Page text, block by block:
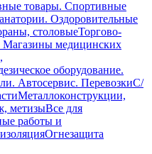
товары. Спортивные
Оздоровительные
столовыеТоргово-
Магазины медицинских
оборудование.
Автосервис. ПеревозкиС/
Металлоконструкции,
метизыВсе для
работы и
Огнезащита